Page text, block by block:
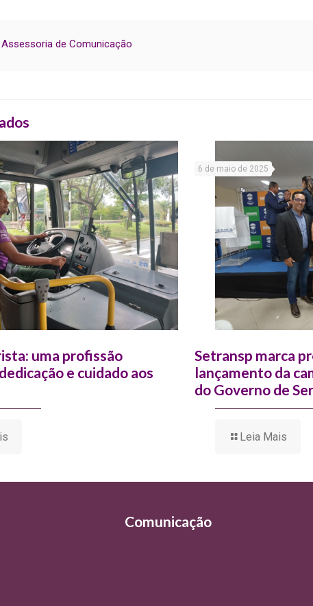
Assessoria de Comunicação
uma profissão
e cuidado aos
6 de maio de 2025
Setransp marca
lançamento da
do Governo de
Leia Mais
Comunicação